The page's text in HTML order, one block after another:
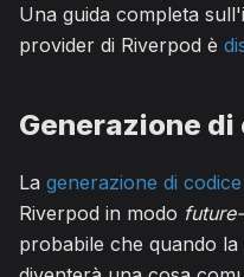
Una guida completa
provider di Riverpod è
Generazione di
La generazione di codice
Riverpod in modo
probabile che quando